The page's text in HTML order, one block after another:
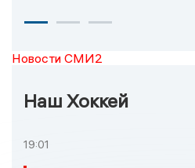
Новости СМИ2
Наш Хоккей
19:01